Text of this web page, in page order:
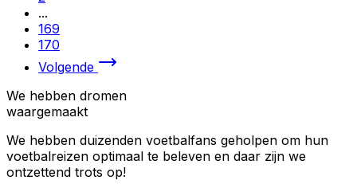
...
169
170
Volgende
We hebben dromen
waargemaakt
We hebben duizenden voetbalfans geholpen om hun
voetbalreizen optimaal te beleven en daar zijn we
ontzettend trots op!